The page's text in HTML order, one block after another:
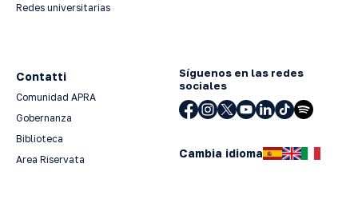
Redes universitarias
Contatti
Comunidad APRA
Gobernanza
Biblioteca
Area Riservata
Síguenos en las redes
sociales
Cambia idioma